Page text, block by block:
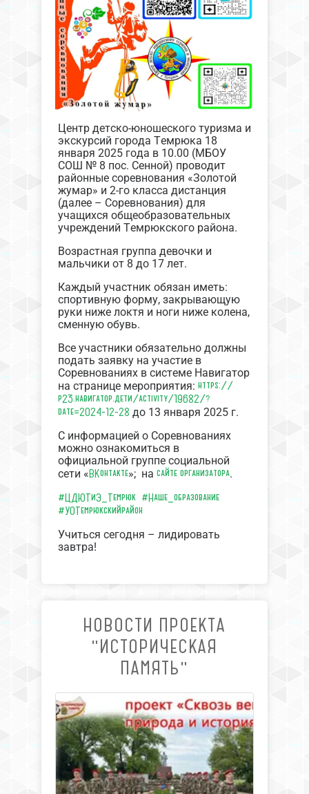
Центр детско-юношеского туризма и
экскурсий города Темрюка 18
января 2025 года в 10.00 (МБОУ
СОШ № 8 пос. Сенной) проводит
районные соревнования «Золотой
жумар» и 2-го класса дистанция
(далее – Соревнования) для
учащихся общеобразовательных
учреждений Темрюкского района.
Возрастная группа девочки и
мальчики от 8 до 17 лет.
Каждый участник обязан иметь:
спортивную форму, закрывающую
руки ниже локтя и ноги ниже колена,
сменную обувь.
Все участники обязательно должны
подать заявку на участие в
Соревнованиях в системе Навигатор
на странице мероприятия: https://
р23.навигатор.дети/activity/19682/?
date=2024-12-28 до 13 января 2025 г.
С информацией о Соревнованиях
можно ознакомиться в
официальной группе социальной
сети «ВКонтакте»; на сайте организатора.
#ЦДЮТиЭ_Темрюк #Наше_образование
#УОТемрюкскийрайон
Учиться сегодня – лидировать
завтра!
НОВОСТИ ПРОЕКТА
"ИСТОРИЧЕСКАЯ
ПАМЯТЬ"